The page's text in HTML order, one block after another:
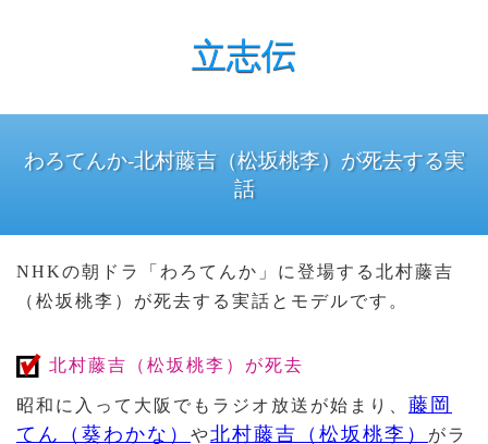
立志伝
わろてんか-北村藤吉（松坂桃李）が死去する実
話
NHKの朝ドラ「わろてんか」に登場する北村藤吉
（松坂桃李）が死去する実話とモデルです。
北村藤吉（松坂桃李）が死去
昭和に入って大阪でもラジオ放送が始まり、 藤岡
てん（葵わかな） や北村藤吉（松坂桃李）
がラ